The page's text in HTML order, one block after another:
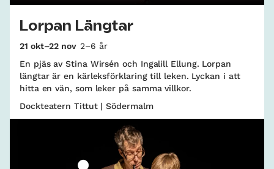
Lorpan Längtar
21 okt–22 nov 2–6 år
En pjäs av Stina Wirsén och Ingalill Ellung. Lorpan
längtar är en kärleksförklaring till leken. Lyckan i att
hitta en vän, som leker på samma villkor.
Dockteatern Tittut | Södermalm